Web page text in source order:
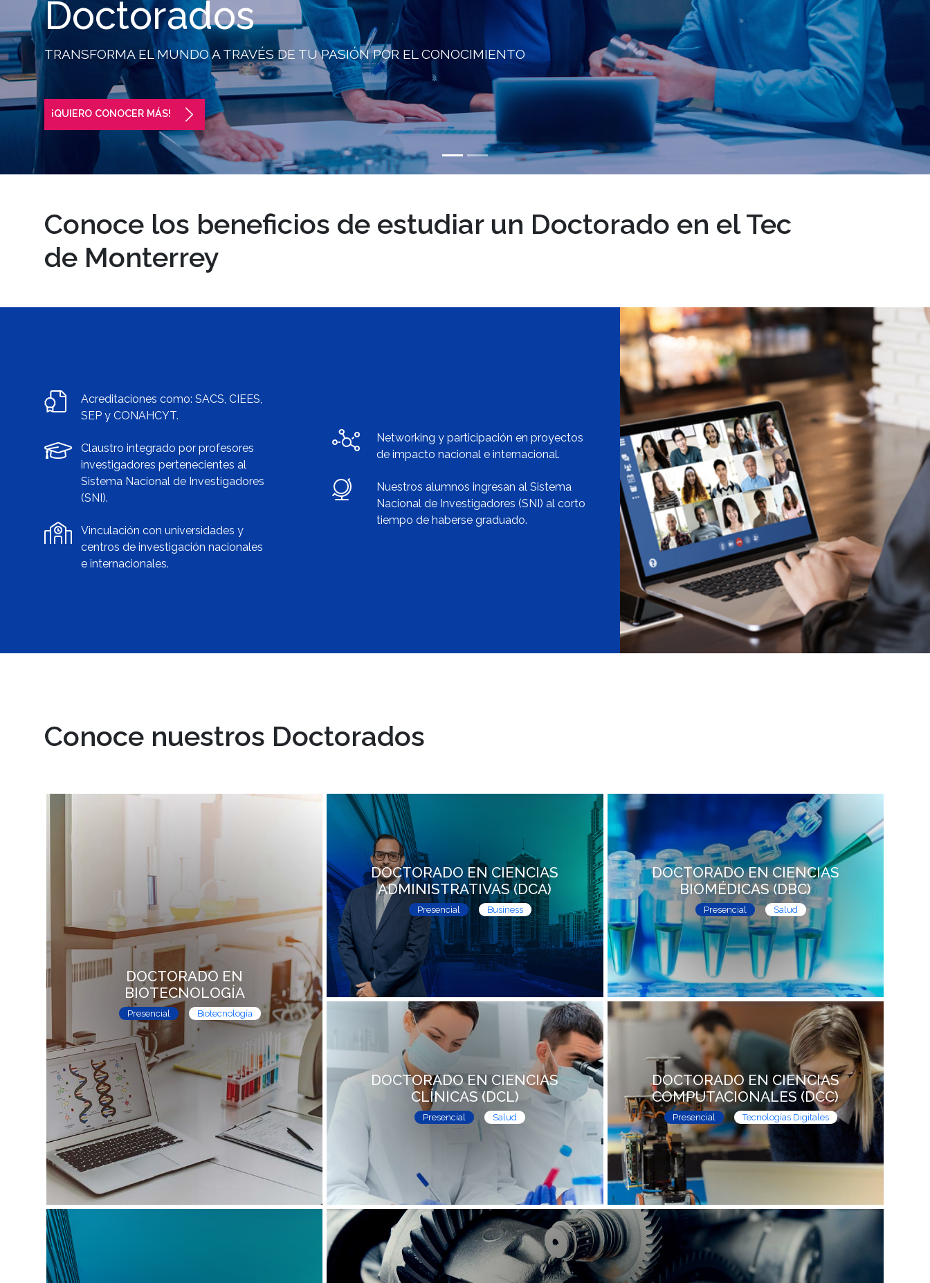
Doctorados
TRANSFORMA EL MUNDO A TRAVÉS DE TU PASIÓN POR EL CONOCIMIENTO
¡QUIERO CONOCER MÁS!
Conoce los beneficios de estudiar un Doctorado en el Tec
de Monterrey
Acreditaciones como: SACS, CIEES,
SEP y CONAHCYT.
Claustro integrado por profesores
investigadores pertenecientes al
Sistema Nacional de Investigadores
(SNI).
Vinculación con universidades y
centros de investigación nacionales
e internacionales.
Networking y participación en proyectos
de impacto nacional e internacional.
Nuestros alumnos ingresan al Sistema
Nacional de Investigadores (SNI) al corto
tiempo de haberse graduado.
Conoce nuestros Doctorados
DOCTORADO EN
BIOTECNOLOGÍA
Presencial Biotecnología
DOCTORADO EN CIENCIAS
ADMINISTRATIVAS (DCA)
Presencial Business
DOCTORADO EN CIENCIAS
BIOMÉDICAS (DBC)
Presencial Salud
DOCTORADO EN CIENCIAS
CLÍNICAS (DCL)
Presencial Salud
DOCTORADO EN CIENCIAS
COMPUTACIONALES (DCC)
Presencial Tecnologías Digitales